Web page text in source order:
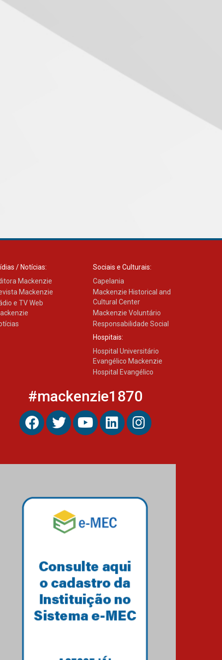
/ Notícias:
Mackenzie
Mackenzie
e TV Web
Sociais e Culturais:
Capelania
Mackenzie Historical and
Cultural Center
Mackenzie Voluntário
Responsabilidade Social
Hospitais:
Hospital Universitário
Evangélico Mackenzie
Hospital Evangélico
#mackenzie1870